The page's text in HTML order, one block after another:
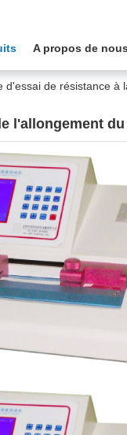
A propos de nous
d'essai de résistance à
l'allongement